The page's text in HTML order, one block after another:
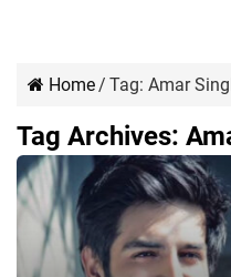
Home/ Tag: Amar
Tag Archives: